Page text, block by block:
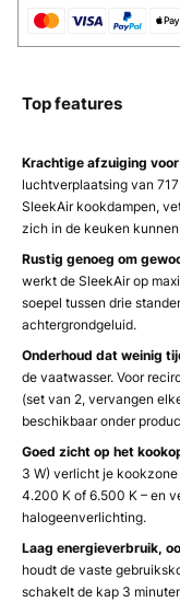
Top features
Krachtige afzuiging
luchtverplaatsing van
SleekAir kookdampen,
zich in de keuken
Rustig genoeg om
werkt de SleekAir op
soepel tussen drie
achtergrondgeluid.
Onderhoud dat weinig
de vaatwasser. Voor
(set van 2, vervangen
beschikbaar onder
Goed zicht op het
3 W) verlicht je
4.200 K of 6.500 K – en
halogeenverlichting.
Laag energieverbruik,
houdt de vaste
schakelt de kap 3